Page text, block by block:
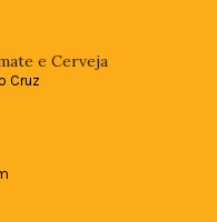
e Cerveja
Cruz